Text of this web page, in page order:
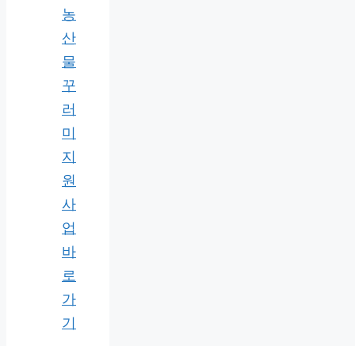
농
산
물
꾸
러
미
지
원
사
업
바
로
가
기